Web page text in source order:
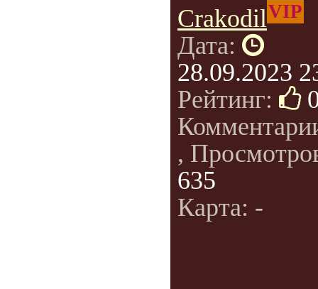
CrakodilVIP
Дата:
28.09.2023
Рейтинг:
,
635
Карта: -